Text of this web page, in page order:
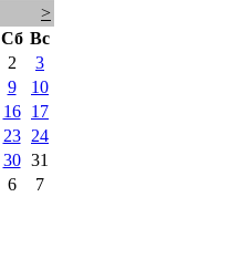
>
Сб Вс
2
3
9
10
16
17
23
24
30 31
6 7